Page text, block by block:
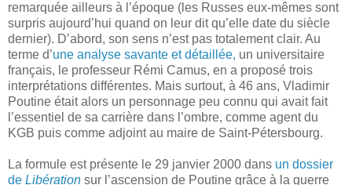
remarquée ailleurs à l’époque (les Russes eux-mêmes sont
surpris aujourd’hui quand on leur dit qu’elle date du siècle
dernier). D’abord, son sens n’est pas totalement clair. Au
terme d’une analyse savante et détaillée, un universitaire
français, le professeur Rémi Camus, en a proposé trois
interprétations différentes. Mais surtout, à 46 ans, Vladimir
Poutine était alors un personnage peu connu qui avait fait
l’essentiel de sa carrière dans l’ombre, comme agent du
KGB puis comme adjoint au maire de Saint-Pétersbourg.
La formule est présente le 29 janvier 2000 dans un dossier
de Libération sur l’ascension de Poutine grâce à la guerre